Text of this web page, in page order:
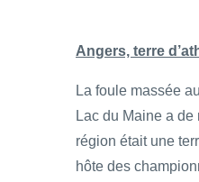
Angers, terre
La foule massée
Lac du Maine a
région était une
hôte des